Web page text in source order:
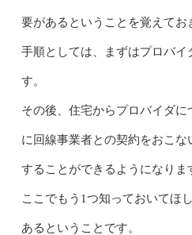
要があるということを覚えてお
手順としては、まずはプロバイ
す。
その後、住宅からプロバイダ
に回線事業者との契約をおこ
することができるようになりま
ここでもう1つ知っておいてほ
あるということです。